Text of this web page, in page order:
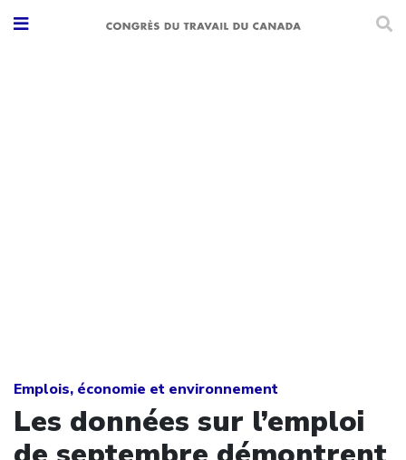
Emplois, économie et environnement
Les données sur l’emploi